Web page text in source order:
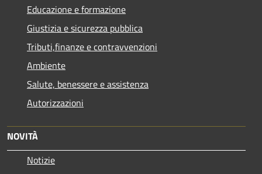
Educazione e formazione
Giustizia e sicurezza pubblica
Tributi,finanze e contravvenzioni
Ambiente
Salute, benessere e assistenza
Autorizzazioni
NOVITÀ
Notizie